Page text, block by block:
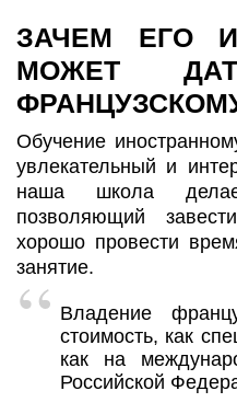
ЗАЧЕМ ЕГО
МОЖЕТ
Обучение
увлекательный и
наша школа
позволяющий
хорошо провести
занятие.
Владение
стоимость, как
как на
Российской